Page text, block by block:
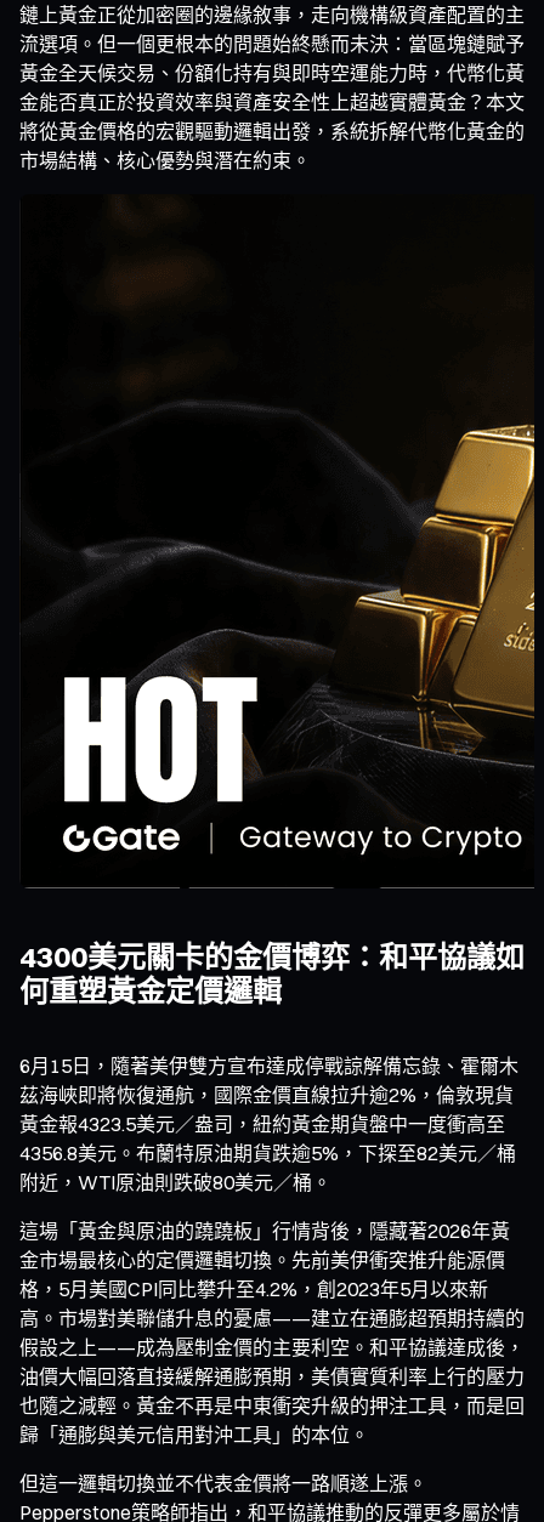
鏈上黃金正從加密圈的邊緣敘事，走向機構級資產配置的主
流選項。但一個更根本的問題始終懸而未決：當區塊鏈賦予
黃金全天候交易、份額化持有與即時空運能力時，代幣化黃
金能否真正於投資效率與資產安全性上超越實體黃金？本文
將從黃金價格的宏觀驅動邏輯出發，系統拆解代幣化黃金的
市場結構、核心優勢與潛在約束。
4300美元關卡的金價博弈：和平協議如
何重塑黃金定價邏輯
6月15日，隨著美伊雙方宣布達成停戰諒解備忘錄、霍爾木
茲海峽即將恢復通航，國際金價直線拉升逾2%，倫敦現貨
黃金報4323.5美元／盎司，紐約黃金期貨盤中一度衝高至
4356.8美元。布蘭特原油期貨跌逾5%，下探至82美元／桶
附近，WTI原油則跌破80美元／桶。
這場「黃金與原油的蹺蹺板」行情背後，隱藏著2026年黃
金市場最核心的定價邏輯切換。先前美伊衝突推升能源價
格，5月美國CPI同比攀升至4.2%，創2023年5月以來新
高。市場對美聯儲升息的憂慮——建立在通膨超預期持續的
假設之上——成為壓制金價的主要利空。和平協議達成後，
油價大幅回落直接緩解通膨預期，美債實質利率上行的壓力
也隨之減輕。黃金不再是中東衝突升級的押注工具，而是回
歸「通膨與美元信用對沖工具」的本位。
但這一邏輯切換並不代表金價將一路順遂上漲。
Pepperstone策略師指出，和平協議推動的反彈更多屬於情